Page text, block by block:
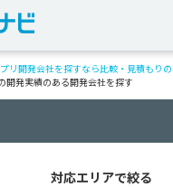
リ開発会社を探すなら比較・見積もりの
開発実績のある開発会社を探す
対応エリアで絞る